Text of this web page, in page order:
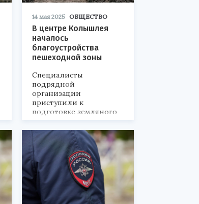
14 мая 2025 ОБЩЕСТВО
В центре Колышлея
началось
благоустройства
пешеходной зоны
Специалисты
подрядной
организации
приступили к
подготовке земляного
полотна.